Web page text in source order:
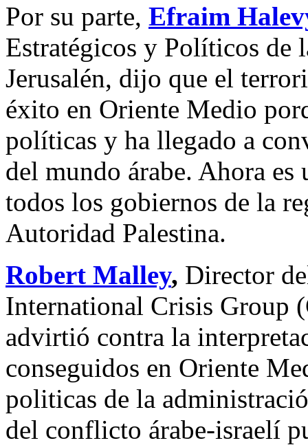
Por su parte, Efraim
Estratégicos y Políticos de
Jerusalén, dijo que el
éxito en Oriente Medio
políticas y ha llegado a
del mundo árabe. Ahora es
todos los gobiernos de la
Autoridad Palestina.
Robert Malley, Director
International Crisis Group
advirtió contra la
conseguidos en Oriente
politicas de la
del conflicto árabe-israelí